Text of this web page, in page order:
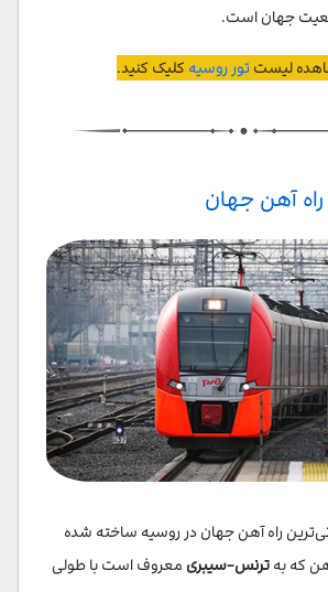
جهان است.
لیست تور روسیه کلیک کنید.
راه آهن جهان در روسیه ساخته شده
که بهترنس-سیبری معروف است با طولی